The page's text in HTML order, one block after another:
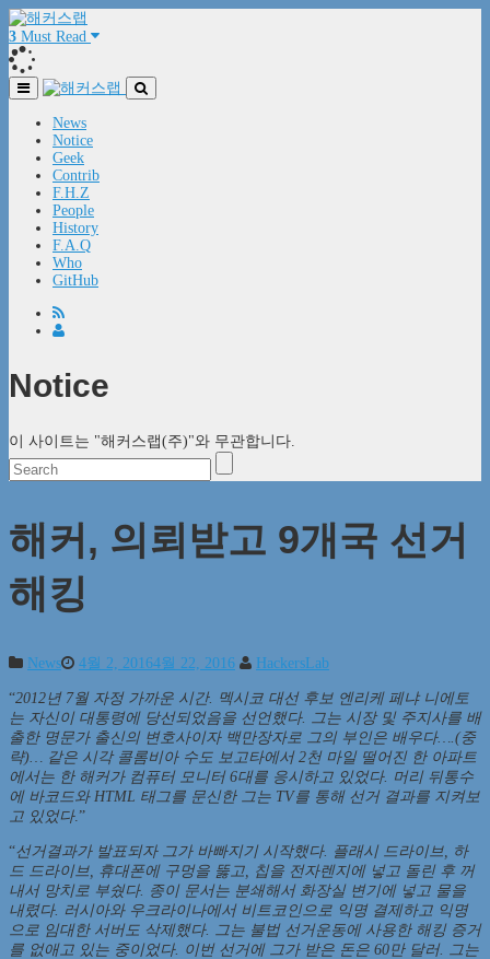
3 Must Read
News
Notice
Geek
Contrib
F.H.Z
People
History
F.A.Q
Who
GitHub
Notice
이 사이트는 "해커스랩(주)"와 무관합니다.
해커, 의뢰받고 9개국 선거
해킹
News 4월 2, 20164월 22, 2016 HackersLab
“2012년 7월 자정 가까운 시간. 멕시코 대선 후보 엔리케 페냐 니에토
는 자신이 대통령에 당선되었음을 선언했다. 그는 시장 및 주지사를 배
출한 명문가 출신의 변호사이자 백만장자로 그의 부인은 배우다….(중
략)… 같은 시각 콜롬비아 수도 보고타에서 2천 마일 떨어진 한 아파트
에서는 한 해커가 컴퓨터 모니터 6대를 응시하고 있었다. 머리 뒤통수
에 바코드와 HTML 태그를 문신한 그는 TV를 통해 선거 결과를 지켜보
고 있었다.”
“선거결과가 발표되자 그가 바빠지기 시작했다. 플래시 드라이브, 하
드 드라이브, 휴대폰에 구멍을 뚫고, 칩을 전자렌지에 넣고 돌린 후 꺼
내서 망치로 부쉈다. 종이 문서는 분쇄해서 화장실 변기에 넣고 물을
내렸다. 러시아와 우크라이나에서 비트코인으로 익명 결제하고 익명
으로 임대한 서버도 삭제했다. 그는 불법 선거운동에 사용한 해킹 증거
를 없애고 있는 중이었다. 이번 선거에 그가 받은 돈은 60만 달러. 그는